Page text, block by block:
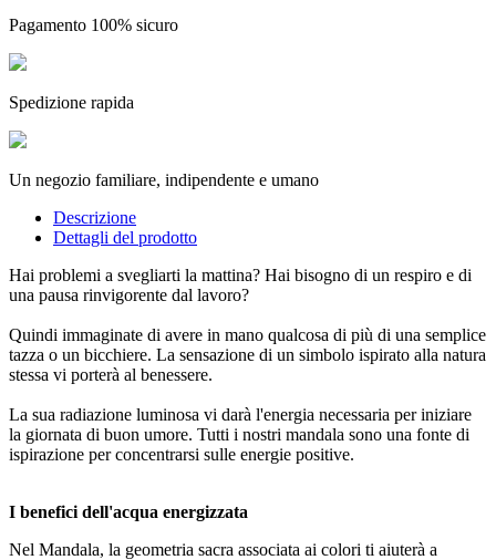
Pagamento 100% sicuro
Spedizione rapida
Un negozio familiare, indipendente e umano
Descrizione
Dettagli del prodotto
Hai problemi a svegliarti la mattina? Hai bisogno di un respiro e di
una pausa rinvigorente dal lavoro?
Quindi immaginate di avere in mano qualcosa di più di una semplice
tazza o un bicchiere. La sensazione di un simbolo ispirato alla natura
stessa vi porterà al benessere.
La sua radiazione luminosa vi darà l'energia necessaria per iniziare
la giornata di buon umore. Tutti i nostri mandala sono una fonte di
ispirazione per concentrarsi sulle energie positive.
I benefici dell'acqua energizzata
Nel Mandala, la geometria sacra associata ai colori ti aiuterà a